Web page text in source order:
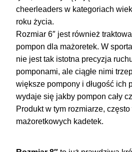
cheerleaders w kategoriach
roku życia.
Rozmiar 6″ jest również
pompon dla mażoretek. W
nie jest tak istotna precyzja
pomponami, ale ciągłe nimi
większe pompony i długość ich
wydaje się jakby pompon cały
Produkt w tym rozmiarze,
mażoretkowych kadetek.